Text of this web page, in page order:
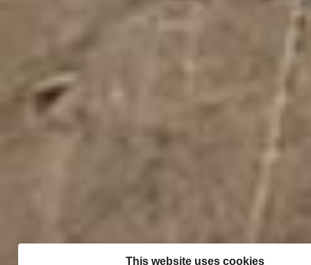
This website uses cookies